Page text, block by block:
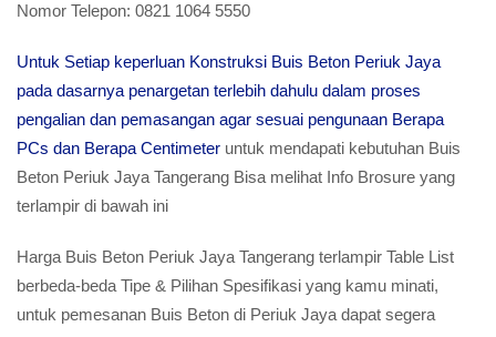
Nomor Telepon: 0821 1064 5550
Untuk Setiap keperluan Konstruksi Buis Beton Periuk Jaya
pada dasarnya penargetan terlebih dahulu dalam proses
pengalian dan pemasangan agar sesuai pengunaan Berapa
PCs dan Berapa Centimeter untuk mendapati kebutuhan Buis
Beton Periuk Jaya Tangerang Bisa melihat Info Brosure yang
terlampir di bawah ini
Harga Buis Beton Periuk Jaya Tangerang terlampir Table List
berbeda-beda Tipe & Pilihan Spesifikasi yang kamu minati,
untuk pemesanan Buis Beton di Periuk Jaya dapat segera